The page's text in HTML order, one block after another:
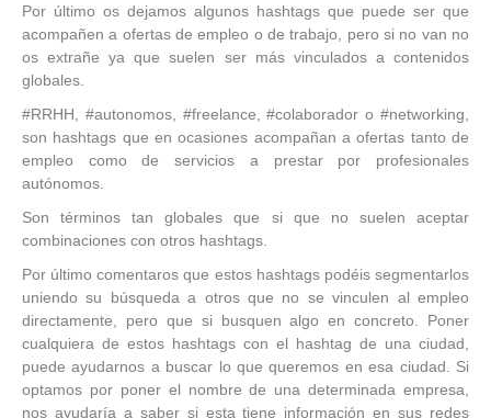
Por último os dejamos algunos hashtags que puede ser que
acompañen a ofertas de empleo o de trabajo, pero si no van no
os extrañe ya que suelen ser más vinculados a contenidos
globales.
#RRHH, #autonomos, #freelance, #colaborador o #networking,
son hashtags que en ocasiones acompañan a ofertas tanto de
empleo como de servicios a prestar por profesionales
autónomos.
Son términos tan globales que si que no suelen aceptar
combinaciones con otros hashtags.
Por último comentaros que estos hashtags podéis segmentarlos
uniendo su búsqueda a otros que no se vinculen al empleo
directamente, pero que si busquen algo en concreto. Poner
cualquiera de estos hashtags con el hashtag de una ciudad,
puede ayudarnos a buscar lo que queremos en esa ciudad. Si
optamos por poner el nombre de una determinada empresa,
nos ayudaría a saber si esta tiene información en sus redes